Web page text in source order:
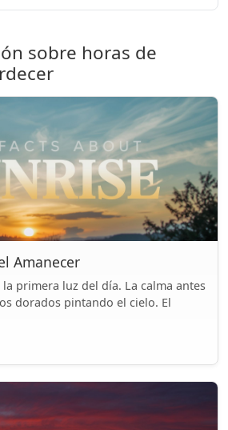
sobre horas de
Amanecer
primera luz del día. La calma antes
dorados pintando el cielo. El